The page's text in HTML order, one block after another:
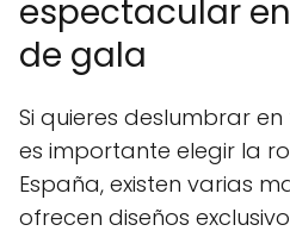
espectacular
de gala
Si quieres deslumbrar
es importante elegir la
España, existen varias
ofrecen diseños